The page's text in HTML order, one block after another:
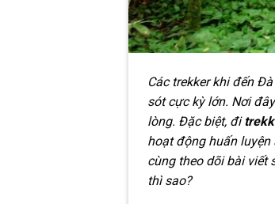
Các trekker khi đến
sót cực kỳ lớn. Nơi
lòng. Đặc biệt, đi
hoạt động huấn
cùng theo dõi bài viết
thì sao?